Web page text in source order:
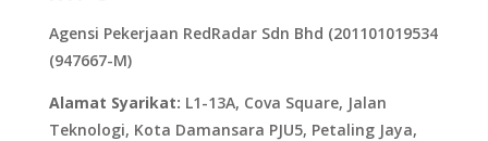
Agensi Pekerjaan RedRadar Sdn Bhd (201101019534
(947667-M)
Alamat Syarikat: L1-13A, Cova Square, Jalan
Teknologi, Kota Damansara PJU5, Petaling Jaya,